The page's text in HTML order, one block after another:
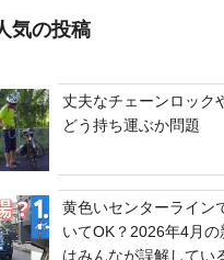
気の投稿
丈夫なチェーンロック
どう持ち運ぶか問題
黄色いセンターライン
いてOK？2026年4月
はみんなが誤解してい